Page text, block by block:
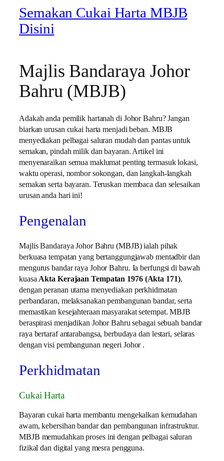
Semakan Cukai Harta MBJB
Disini
Majlis Bandaraya Johor
Bahru (MBJB)
Adakah anda pemilik hartanah di Johor Bahru? Jangan
biarkan urusan cukai harta menjadi beban. MBJB
menyediakan pelbagai saluran mudah dan pantas untuk
semakan, pindah milik dan bayaran. Artikel ini
menyenaraikan semua maklumat penting termasuk lokasi,
waktu operasi, nombor sokongan, dan langkah-langkah
semakan serta bayaran. Teruskan membaca dan selesaikan
urusan anda hari ini!
Pengenalan
Majlis Bandaraya Johor Bahru (MBJB) ialah pihak
berkuasa tempatan yang bertanggungjawab mentadbir dan
mengurus bandar raya Johor Bahru. Ia berfungsi di bawah
kuasaAkta Kerajaan Tempatan 1976 (Akta 171),
dengan peranan utama menyediakan perkhidmatan
perbandaran, melaksanakan pembangunan bandar, serta
memastikan kesejahteraan masyarakat setempat. MBJB
beraspirasi menjadikan Johor Bahru sebagai sebuah bandar
raya bertaraf antarabangsa, berbudaya dan lestari, selaras
dengan visi pembangunan negeri Johor .
Perkhidmatan
Cukai Harta
Bayaran cukai harta membantu mengekalkan kemudahan
awam, kebersihan bandar dan pembangunan infrastruktur.
MBJB memudahkan proses ini dengan pelbagai saluran
fizikal dan digital yang mesra pengguna.